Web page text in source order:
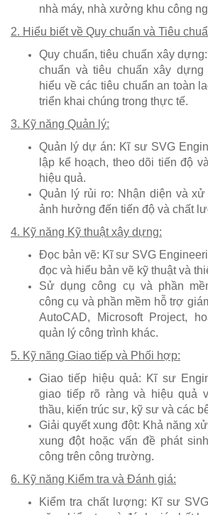
nhà máy, nhà xưởng khu công
2. Hiểu biết về Quy chuẩn và Tiêu
Quy chuẩn, tiêu chuẩn xây
chuẩn và tiêu chuẩn xây dựng
hiểu về các tiêu chuẩn an toàn
triển khai chúng trong thực tế.
3. Kỹ năng Quản lý:
Quản lý dự án: Kĩ sư SVG
lập kế hoạch, theo dõi tiến độ
hiệu quả.
Quản lý rủi ro: Nhận diện và
ảnh hưởng đến tiến độ và chất
4. Kỹ năng Kỹ thuật xây dựng:
Đọc bản vẽ: Kĩ sư SVG
đọc và hiểu bản vẽ kỹ thuật và
Sử dụng công cụ và phần
công cụ và phần mềm hỗ trợ
AutoCAD, Microsoft Project,
quản lý công trình khác.
5. Kỹ năng Giao tiếp và Phối hợp:
Giao tiếp hiệu quả: Kĩ sư
giao tiếp rõ ràng và hiệu quả
thầu, kiến trúc sư, kỹ sư và các
Giải quyết xung đột: Khả năng
xung đột hoặc vấn đề phát
công trên công trường.
6. Kỹ năng Kiểm tra và Đánh giá:
Kiểm tra chất lượng: Kĩ sư